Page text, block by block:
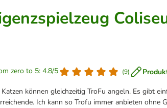
zero to 5: 4.8/5 (9)
können gleichzeitig TroFu angeln. Es gibt
Ich kann so Trofu immer anbieten ohne